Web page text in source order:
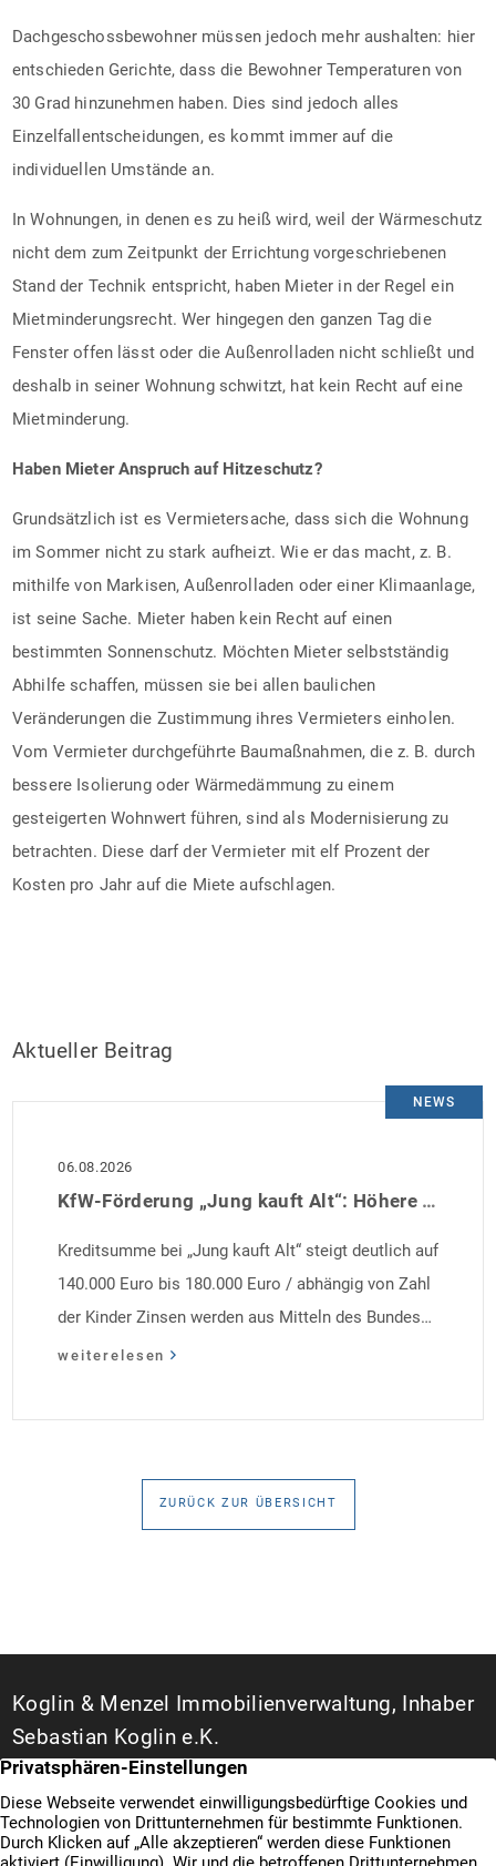
Dachgeschossbewohner müssen jedoch mehr aushalten: hier
entschieden Gerichte, dass die Bewohner Temperaturen von
30 Grad hinzunehmen haben. Dies sind jedoch alles
Einzelfallentscheidungen, es kommt immer auf die
individuellen Umstände an.
In Wohnungen, in denen es zu heiß wird, weil der Wärmeschutz
nicht dem zum Zeitpunkt der Errichtung vorgeschriebenen
Stand der Technik entspricht, haben Mieter in der Regel ein
Mietminderungsrecht. Wer hingegen den ganzen Tag die
Fenster offen lässt oder die Außenrolladen nicht schließt und
deshalb in seiner Wohnung schwitzt, hat kein Recht auf eine
Mietminderung.
Haben Mieter Anspruch auf Hitzeschutz?
Grundsätzlich ist es Vermietersache, dass sich die Wohnung
im Sommer nicht zu stark aufheizt. Wie er das macht, z. B.
mithilfe von Markisen, Außenrolladen oder einer Klimaanlage,
ist seine Sache. Mieter haben kein Recht auf einen
bestimmten Sonnenschutz. Möchten Mieter selbstständig
Abhilfe schaffen, müssen sie bei allen baulichen
Veränderungen die Zustimmung ihres Vermieters einholen.
Vom Vermieter durchgeführte Baumaßnahmen, die z. B. durch
bessere Isolierung oder Wärmedämmung zu einem
gesteigerten Wohnwert führen, sind als Modernisierung zu
betrachten. Diese darf der Vermieter mit elf Prozent der
Kosten pro Jahr auf die Miete aufschlagen.
Aktueller Beitrag
NEWS
06.08.2026
KfW-Förderung „Jung kauft Alt“: Höhere Kredite ab August 2026
Kreditsumme bei „Jung kauft Alt“ steigt deutlich auf
140.000 Euro bis 180.000 Euro / abhängig von Zahl
der Kinder Zinsen werden aus Mitteln des Bundes
verbilligt: Heutiger Zins bei 0,53 Prozent effektiv bei
Antragstellende verpflichten sich zu energetischer
Sanierung in Einzelmaßnahmen […]
weiterelesen
ZURÜCK ZUR ÜBERSICHT
Koglin & Menzel Immobilienverwaltung, Inhaber
Sebastian Koglin e.K.
WEG- und Hausverwalter in Duisburg
Bismarckstraße 142 A
47057 Duisburg